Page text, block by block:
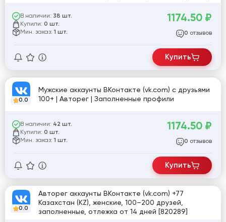
В наличии: 38 шт.
Купили: 0 шт.
Мин. заказ: 1 шт.
1174.50 ₽
0 отзывов
Купить
0.0
Мужские аккаунты ВКонтакте (vk.com) с друзьями
100+ | Авторег | Заполненные профили
В наличии: 42 шт.
Купили: 0 шт.
Мин. заказ: 1 шт.
1174.50 ₽
0 отзывов
Купить
0.0
Авторег аккаунты ВКонтакте (vk.com) +77
Казахстан (KZ), женские, 100–200 друзей,
заполненные, отлежка от 14 дней [820289]